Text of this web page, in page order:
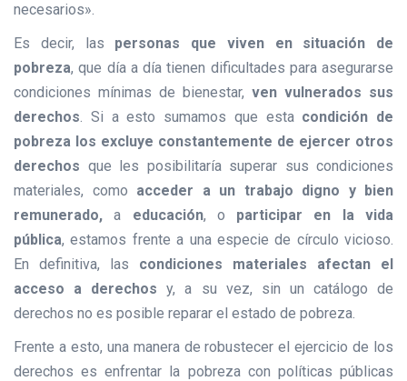
necesarios».
Es decir, las personas que viven en situación de
pobreza, que día a día tienen dificultades para asegurarse
condiciones mínimas de bienestar, ven vulnerados sus
derechos. Si a esto sumamos que esta condición de
pobreza los excluye constantemente de ejercer otros
derechos que les posibilitaría superar sus condiciones
materiales, como acceder a un trabajo digno y bien
remunerado, a educación, o participar en la vida
pública, estamos frente a una especie de círculo vicioso.
En definitiva, las condiciones materiales afectan el
acceso a derechos y, a su vez, sin un catálogo de
derechos no es posible reparar el estado de pobreza.
Frente a esto, una manera de robustecer el ejercicio de los
derechos es enfrentar la pobreza con políticas públicas